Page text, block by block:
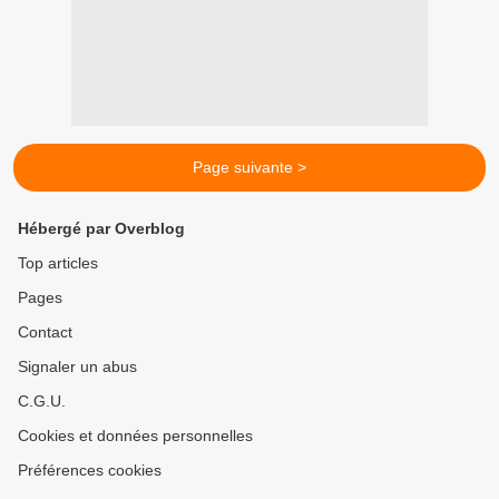
Page suivante >
Hébergé par Overblog
Top articles
Pages
Contact
Signaler un abus
C.G.U.
Cookies et données personnelles
Préférences cookies